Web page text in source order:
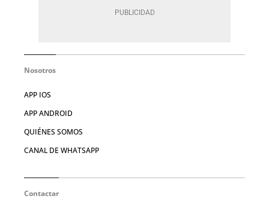
Nosotros
APP IOS
APP ANDROID
QUIÉNES SOMOS
CANAL DE WHATSAPP
Contactar